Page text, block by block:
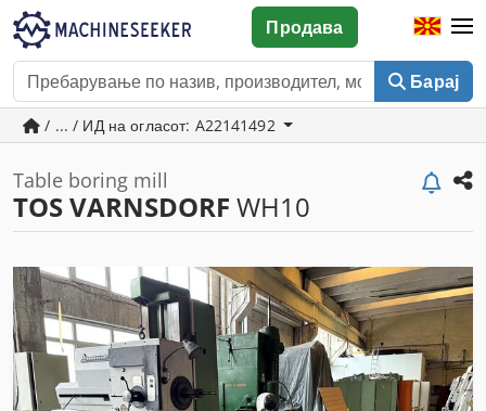
Барај
Продава
/ ... / ИД на огласот: A22141492
Table boring mill
TOS VARNSDORF WH10